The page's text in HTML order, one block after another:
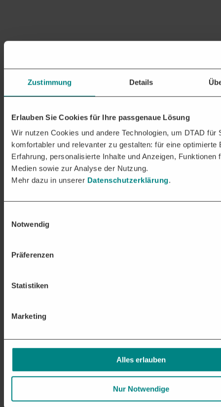
Zustimmung Details
Erlauben Sie Cookies für Ihre passgenaue Lösung
Wir nutzen Cookies und andere Technologien, um DTAD für
komfortabler und relevanter zu gestalten: für eine optimierte
Erfahrung, personalisierte Inhalte und Anzeigen, Funktionen
Medien sowie zur Analyse der Nutzung.
Mehr dazu in unserer Datenschutzerklärung.
Notwendig
Präferenzen
Statistiken
Marketing
Alles erlauben
Nur Notwendige